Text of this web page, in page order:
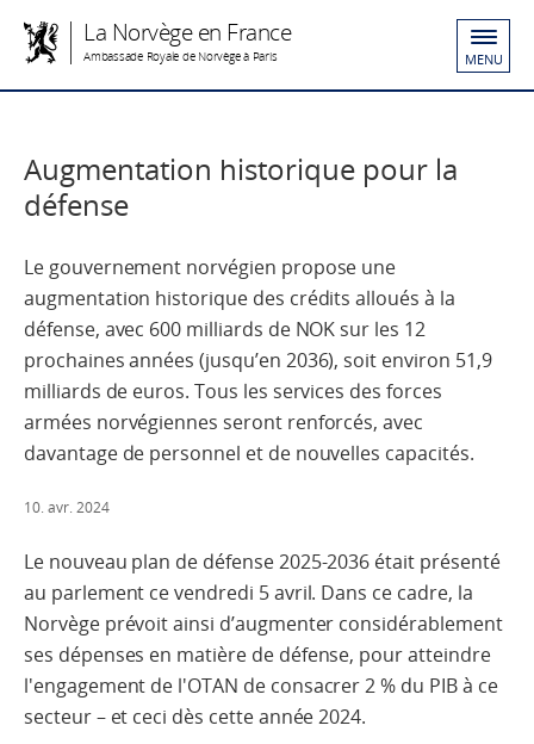
La Norvège en France
Ambassade Royale de Norvège à Paris MENU
Augmentation historique pour la
défense
Le gouvernement norvégien propose une
augmentation historique des crédits alloués à la
défense, avec 600 milliards de NOK sur les 12
prochaines années (jusqu’en 2036), soit environ 51,9
milliards de euros. Tous les services des forces
armées norvégiennes seront renforcés, avec
davantage de personnel et de nouvelles capacités.
10. avr. 2024
Le nouveau plan de défense 2025-2036 était présenté
au parlement ce vendredi 5 avril. Dans ce cadre, la
Norvège prévoit ainsi d’augmenter considérablement
ses dépenses en matière de défense, pour atteindre
l'engagement de l'OTAN de consacrer 2 % du PIB à ce
secteur – et ceci dès cette année 2024.